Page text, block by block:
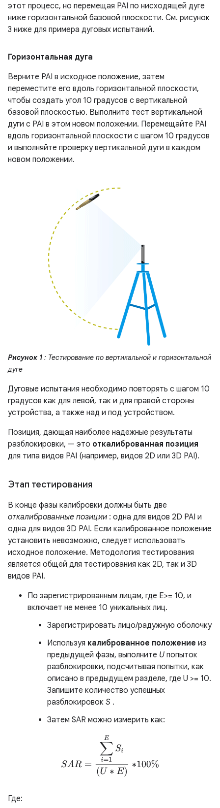
этот процесс, но перемещая PAI по нисходящей дуге
ниже горизонтальной базовой плоскости. См. рисунок
3 ниже для примера дуговых испытаний.
Горизонтальная дуга
Верните PAI в исходное положение, затем
переместите его вдоль горизонтальной плоскости,
чтобы создать угол 10 градусов с вертикальной
базовой плоскостью. Выполните тест вертикальной
дуги с PAI в этом новом положении. Перемещайте PAI
вдоль горизонтальной плоскости с шагом 10 градусов
и выполняйте проверку вертикальной дуги в каждом
новом положении.
Рисунок 1 : Тестирование по вертикальной и горизонтальной
дуге
Дуговые испытания необходимо повторять с шагом 10
градусов как для левой, так и для правой стороны
устройства, а также над и под устройством.
Позиция, дающая наиболее надежные результаты
разблокировки, — это откалиброванная позиция
для типа видов PAI (например, видов 2D или 3D PAI).
Этап тестирования
В конце фазы калибровки должны быть две
откалиброванные позиции : одна для видов 2D PAI и
одна для видов 3D PAI. Если калиброванное положение
установить невозможно, следует использовать
исходное положение. Методология тестирования
является общей для тестирования как 2D, так и 3D
видов PAI.
По зарегистрированным лицам, где E>= 10, и
включает не менее 10 уникальных лиц.
Зарегистрировать лицо/радужную оболочку
Используя калиброванное положение из
предыдущей фазы, выполните U попыток
разблокировки, подсчитывая попытки, как
описано в предыдущем разделе, где U >= 10.
Запишите количество успешных
разблокировок S .
Затем SAR можно измерить как:
Si(
Где: